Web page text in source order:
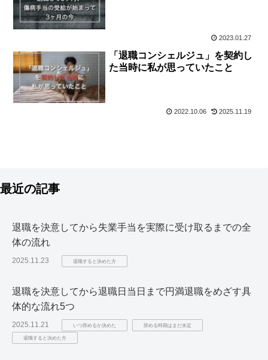
2023.01.27
「退職コンシェルジュ」を契約し
た当時に私が思っていたこと
2022.10.06 2025.11.19
最近の記事
退職を決意してから失業手当を実際に受け取るまでの全
体の流れ
2025.11.23 退職すると決めた方
退職を決意してから退職日当日まで円満退職をめざす具
体的な流れ5つ
2025.11.21 いつ辞めるか決めた 辞める時期はまだ未定
退職すると決めた方